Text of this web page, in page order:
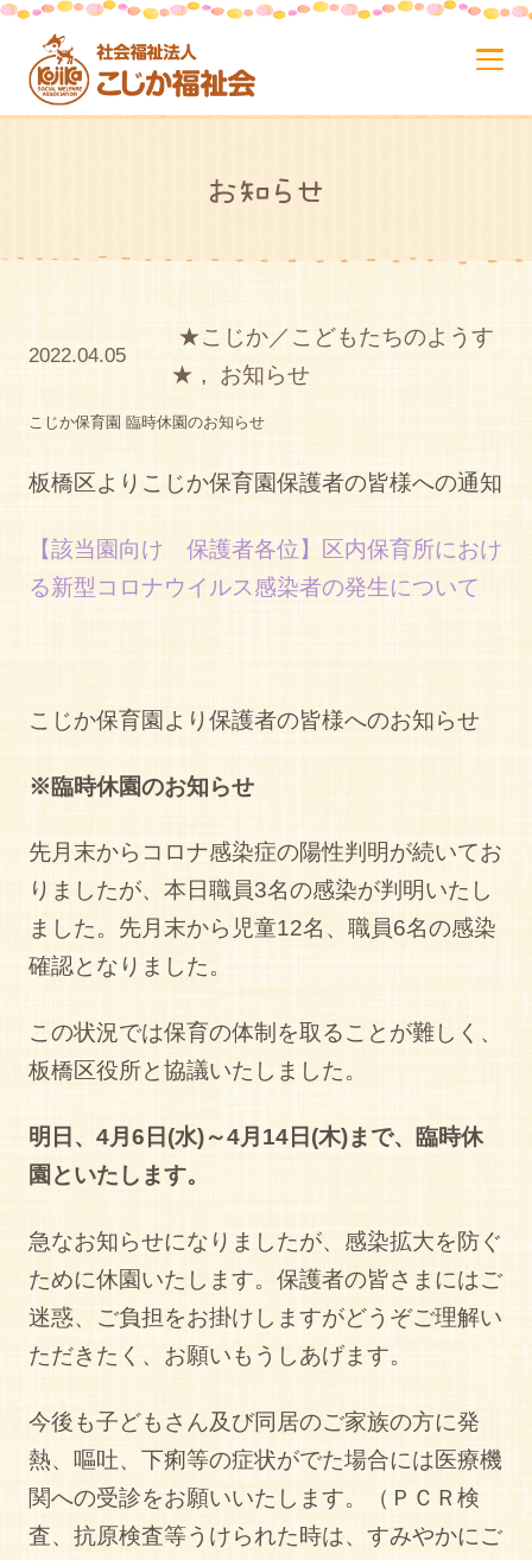
お知らせ
2022.04.05
★こじか／こどもたちのようす
★ , お知らせ
こじか保育園 臨時休園のお知らせ
板橋区よりこじか保育園保護者の皆様への通知
【該当園向け 保護者各位】区内保育所におけ
る新型コロナウイルス感染者の発生について
こじか保育園より保護者の皆様へのお知らせ
※臨時休園のお知らせ
先月末からコロナ感染症の陽性判明が続いてお
りましたが、本日職員3名の感染が判明いたし
ました。先月末から児童12名、職員6名の感染
確認となりました。
この状況では保育の体制を取ることが難しく、
板橋区役所と協議いたしました。
明日、 4月 6 日 (水)～4月 14日 (木)まで、臨時休
園といたします。
急なお知らせになりましたが、感染拡大を防ぐ
ために休園いたします。保護者の皆さまにはご
迷惑、ご負担をお掛けしますがどうぞご理解い
ただきたく、お願いもうしあげます。
今後も子どもさん及び同居のご家族の方に発
熱、嘔吐、下痢等の症状がでた場合には医療機
関への受診をお願いいたします。（ＰＣＲ検
査、抗原検査等うけられた時は、すみやかにご